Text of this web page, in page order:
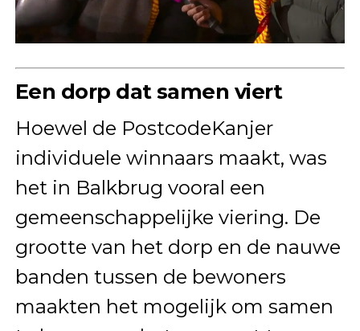
Een dorp dat samen viert
Hoewel de PostcodeKanjer
individuele winnaars maakt, was
het in Balkbrug vooral een
gemeenschappelijke viering. De
grootte van het dorp en de nauwe
banden tussen de bewoners
maakten het mogelijk om samen